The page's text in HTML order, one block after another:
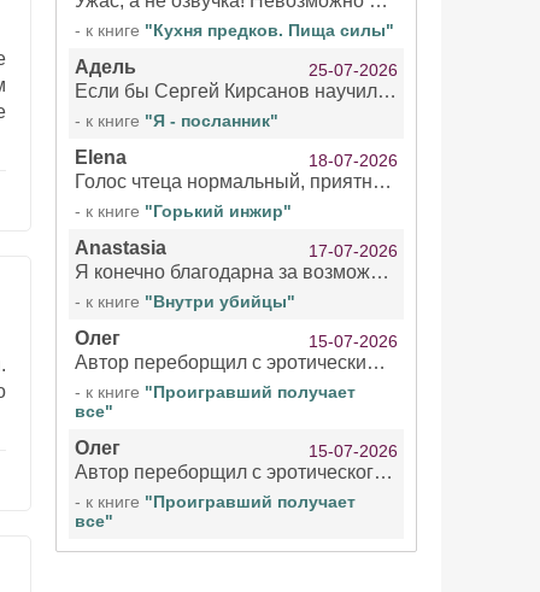
- к книге "Кухня предков. Пища силы"
Адель 25-07-2026
Если бы Сергей Кирсанов научился не сглатывать каждые 1-2 минуты слюну, так что слышно в микрофоне и, что вызывает отвращение, то мелжно было бы слушать.
- к книге "Я - посланник"
Elena 18-07-2026
Голос чтеца нормальный, приятный тембр. Мне очень понравилось озвучивание рассказа. Очень странный отзыв Надежды. Может у неё что-то с нервами?
- к книге "Горький инжир"
Anastasia 17-07-2026
Я конечно благодарна за возможность бесплатно слушать книги даже новинки , но чтение этой книги просто ужасно
- к книге "Внутри убийцы"
Олег 15-07-2026
Автор переборщил с эротическими сценами. Похоже, с этим у него проблемы.
- к книге "Проигравший получает
все"
Олег 15-07-2026
Автор переборщил с эротического сценами. Похоже, с этим у него проблемы.
- к книге "Проигравший получает
все"